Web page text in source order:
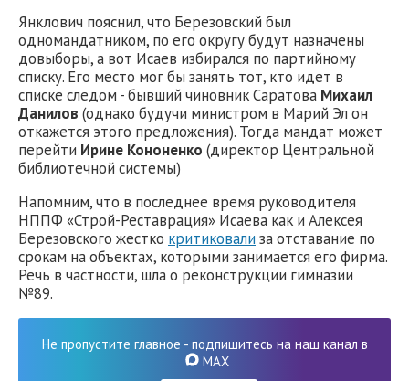
Янклович пояснил, что Березовский был
одномандатником, по его округу будут назначены
довыборы, а вот Исаев избирался по партийному
списку. Его место мог бы занять тот, кто идет в
списке следом - бывший чиновник Саратова Михаил
Данилов (однако будучи министром в Марий Эл он
откажется этого предложения). Тогда мандат может
перейти Ирине Кононенко (директор Центральной
библиотечной системы)
Напомним, что в последнее время руководителя
НППФ «Строй-Реставрация» Исаева как и Алексея
Березовского жестко критиковали за отставание по
срокам на объектах, которыми занимается его фирма.
Речь в частности, шла о реконструкции гимназии
№89.
Не пропустите главное - подпишитесь на наш канал в
MAX